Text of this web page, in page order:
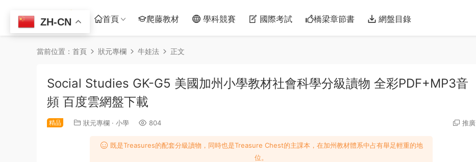
首頁 爬藤教材 學科競賽 國際考試 橋梁章節書 網盤目錄
當前位置： 首頁 狀元專欄 牛娃法 正文
Social Studies GK-G5 美國加州小學教材社會科學分級讀物 全彩PDF+MP3音
頻 百度雲網盤下載
精品 狀元專欄 · 小學 804 推廣
既是Treasures的配套分級讀物，同時也是Treasure Chest的主課本，在加州教材體系中占有舉足輕重的地
位。
ZH-CN